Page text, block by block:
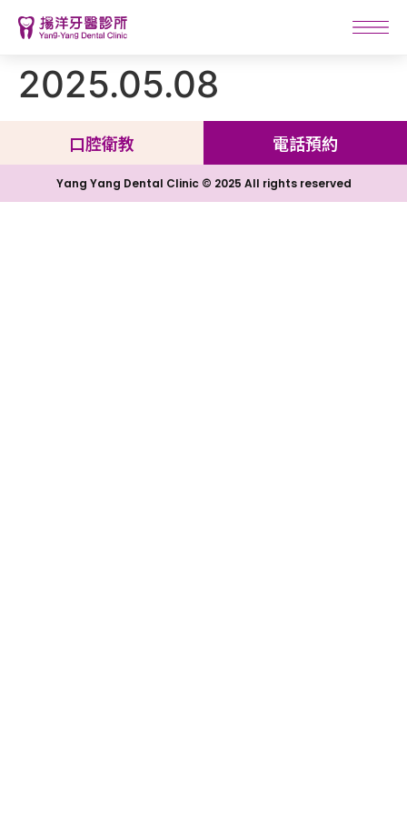
2025.05.08
口腔衛教 電話預約
Yang Yang Dental Clinic © 2025 All rights reserved